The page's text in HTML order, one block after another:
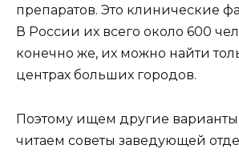
препаратов. Это клинические
В России их всего около 600
конечно же, их можно найти
центрах больших городов.
Поэтому ищем другие
читаем советы заведующей